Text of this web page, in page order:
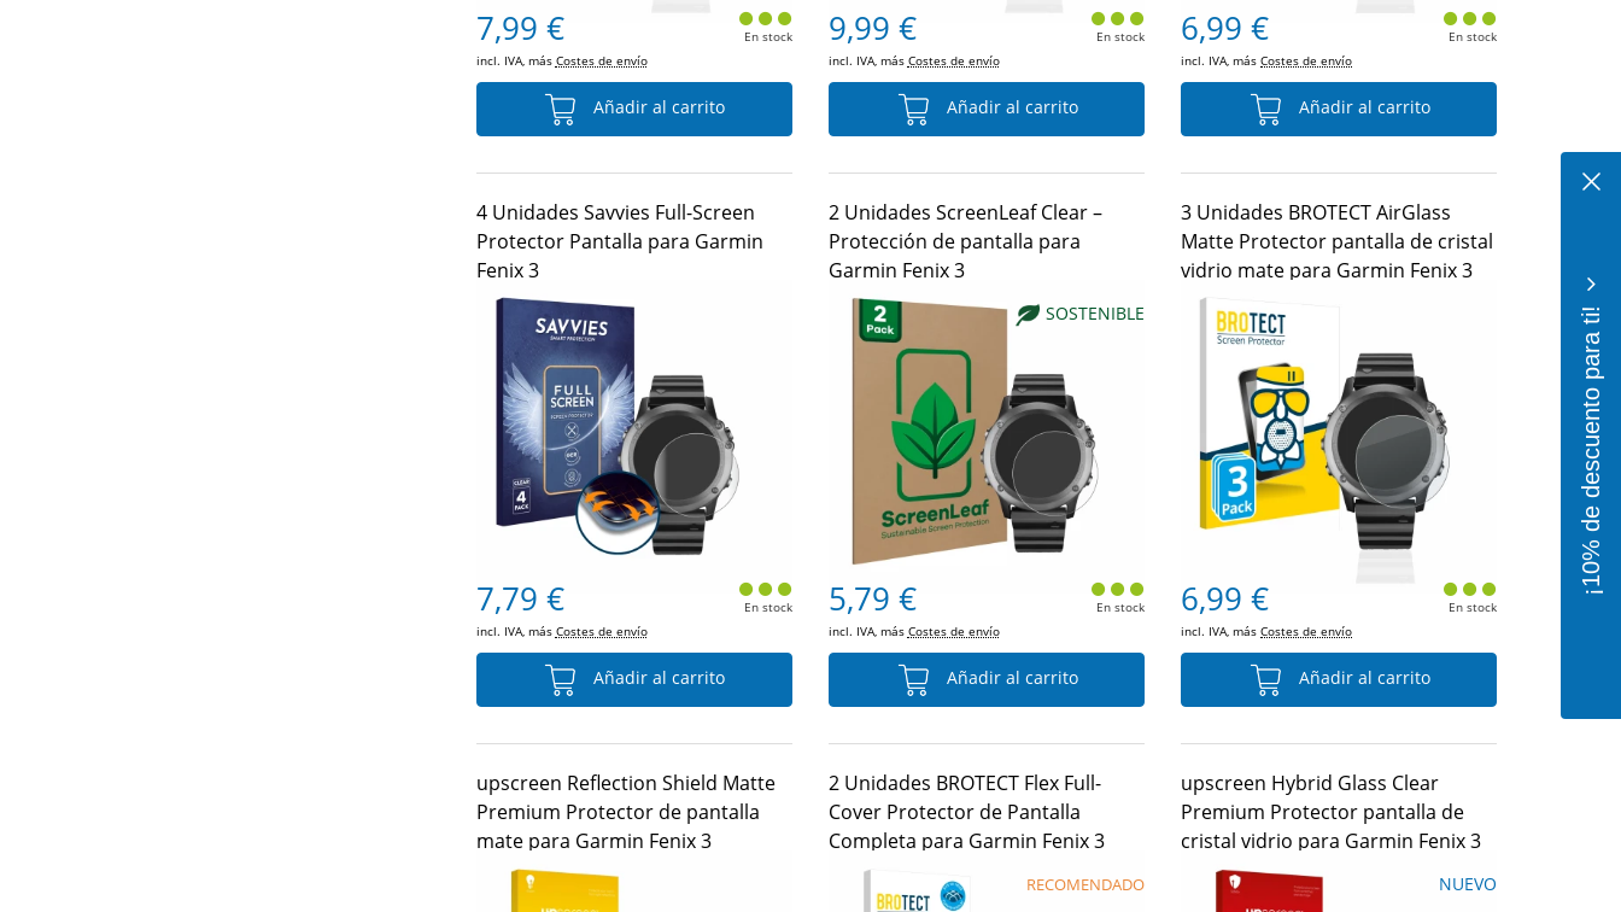
7,99 €
incl. IVA, más Costes de envío
En stock
Añadir al carrito
9,99 €
incl. IVA, más Costes de envío
En stock
Añadir al carrito
6,99 €
incl. IVA, másCostes de envío
En stock
Añadir al carrito
4 Unidades Savvies Full-Screen
Protector Pantalla para Garmin
Fenix 3
7,79 €
incl. IVA, más Costes de envío
En stock
Añadir al carrito
2 Unidades ScreenLeaf Clear –
Protección de pantalla para
Garmin Fenix 3
SOSTENIBLE
5,79 €
incl. IVA, más Costes de envío
En stock
Añadir al carrito
3 Unidades BROTECT AirGlass
Matte Protector pantalla de cristal
vidrio mate para Garmin Fenix 3
6,99 €
incl. IVA, másCostes de envío
En stock
Añadir al carrito
upscreen Reflection Shield Matte
Premium Protector de pantalla
mate para Garmin Fenix 3
2 Unidades BROTECT Flex Full-
Cover Protector de Pantalla
Completa para Garmin Fenix 3
RECOMENDADO
upscreen Hybrid Glass Clear
Premium Protector pantalla de
cristal vidrio para Garmin Fenix 3
NUEVO
¡10% de descuento para ti!